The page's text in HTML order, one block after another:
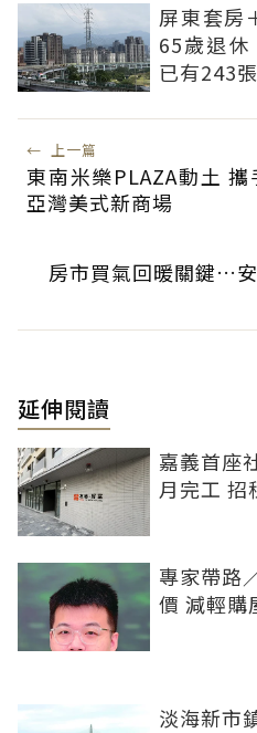
屏東套房
65歲退
已有243張
← 上一篇
東南米樂PLAZA動土
亞灣美式新商場
房市買氣回暖關鍵…
延伸閱讀
嘉義首座
月完工 招
專家帶路
價 減輕購
淡海新市